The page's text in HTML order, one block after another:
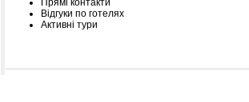
Прямі контакти
Відгуки по готелях
Активні тури